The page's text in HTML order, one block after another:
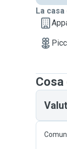
La